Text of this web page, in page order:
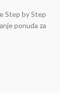
Step by Step
ponuda za